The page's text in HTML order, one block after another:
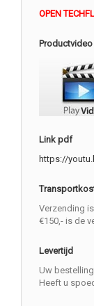
OPEN
Productvideo
Link pdf
https://
Verzending
€150,- is de
Levertijd
Uw
Heeft u